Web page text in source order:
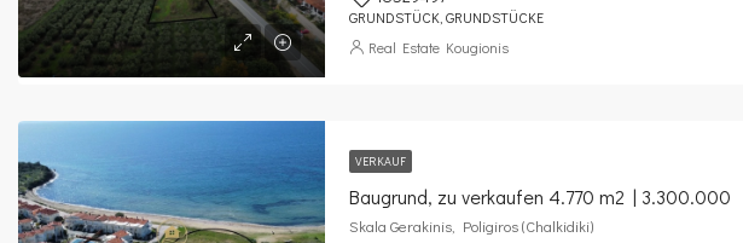
GRUNDSTÜCK, GRUNDSTÜCKE
Real Estate Kougionis
VERKAUF
Baugrund, zu verkaufen 4.770 m2 | 3.300.000
Skala Gerakinis, Poligiros (Chalkidiki)